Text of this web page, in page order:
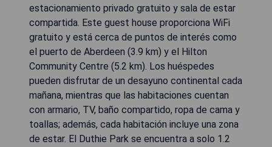
estacionamiento privado gratuito y sala de estar
compartida. Este guest house proporciona WiFi
gratuito y está cerca de puntos de interés como
el puerto de Aberdeen (3.9 km) y el Hilton
Community Centre (5.2 km). Los huéspedes
pueden disfrutar de un desayuno continental cada
mañana, mientras que las habitaciones cuentan
con armario, TV, baño compartido, ropa de cama y
toallas; además, cada habitación incluye una zona
de estar. El Duthie Park se encuentra a solo 1.2